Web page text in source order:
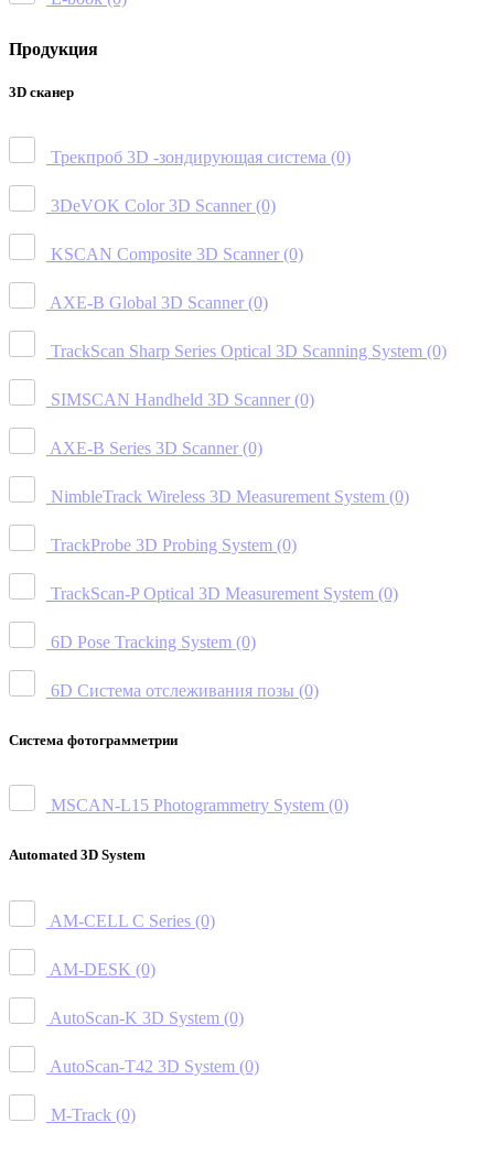
Продукция
3D сканер
Трекпроб 3D -зондирующая система (0)
3DeVOK Color 3D Scanner (0)
KSCAN Composite 3D Scanner (0)
AXE-B Global 3D Scanner (0)
TrackScan Sharp Series Optical 3D Scanning System (0)
SIMSCAN Handheld 3D Scanner (0)
AXE-B Series 3D Scanner (0)
NimbleTrack Wireless 3D Measurement System (0)
TrackProbe 3D Probing System (0)
TrackScan-P Optical 3D Measurement System (0)
6D Pose Tracking System (0)
6D Система отслеживания позы (0)
Система фотограмметрии
MSCAN-L15 Photogrammetry System (0)
Automated 3D System
AM-CELL C Series (0)
AM-DESK (0)
AutoScan-K 3D System (0)
AutoScan-T42 3D System (0)
M-Track (0)